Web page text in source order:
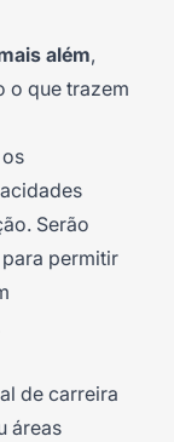
além,
o que trazem
Serão
permitir
de carreira
áreas